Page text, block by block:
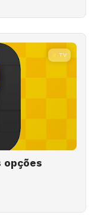
TV
opções